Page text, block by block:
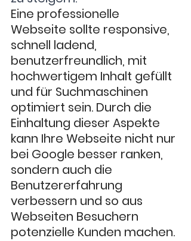
Eine professionelle
Webseite sollte responsive,
schnell ladend,
benutzerfreundlich, mit
hochwertigem Inhalt gefüllt
und für Suchmaschinen
optimiert sein. Durch die
Einhaltung dieser Aspekte
kann Ihre Webseite nicht nur
bei Google besser ranken,
sondern auch die
Benutzererfahrung
verbessern und so aus
Webseiten Besuchern
potenzielle Kunden machen.